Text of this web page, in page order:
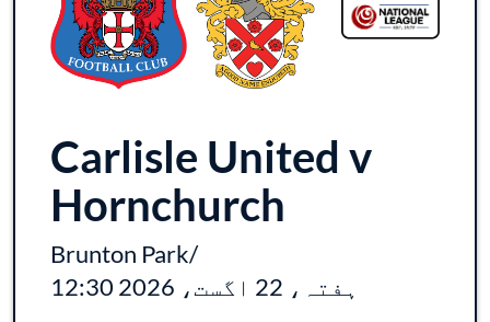
Carlisle United v
Hornchurch
Brunton Park/
ہفتہ، 22 اگست، 2026 12:30